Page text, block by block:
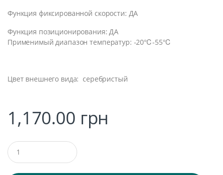
Функция фиксированной скорости: ДА
Функция позиционирования: ДА
Применимый диапазон температур: -20℃-55℃
Цвет внешнего вида: серебристый
1,170.00 грн
Q
u
a